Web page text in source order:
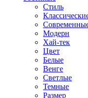
Стиль
Модерн
Хай-тек
Цвет
Белые
Венге
Светлые
Темные
Размер